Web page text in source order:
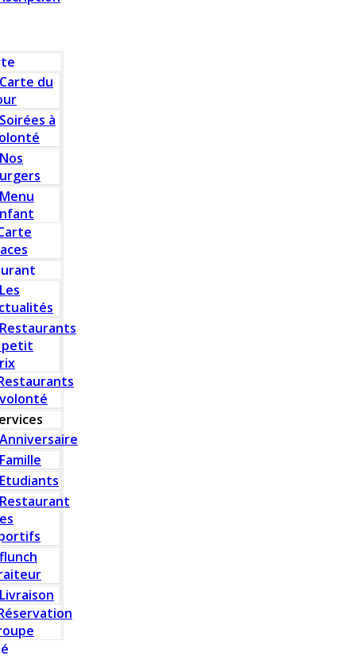
Carte du
Soirées à
Nos
Menu
Les
Restaurants
petit
Anniversaire
Famille
Etudiants
Restaurant
flunch
Livraison